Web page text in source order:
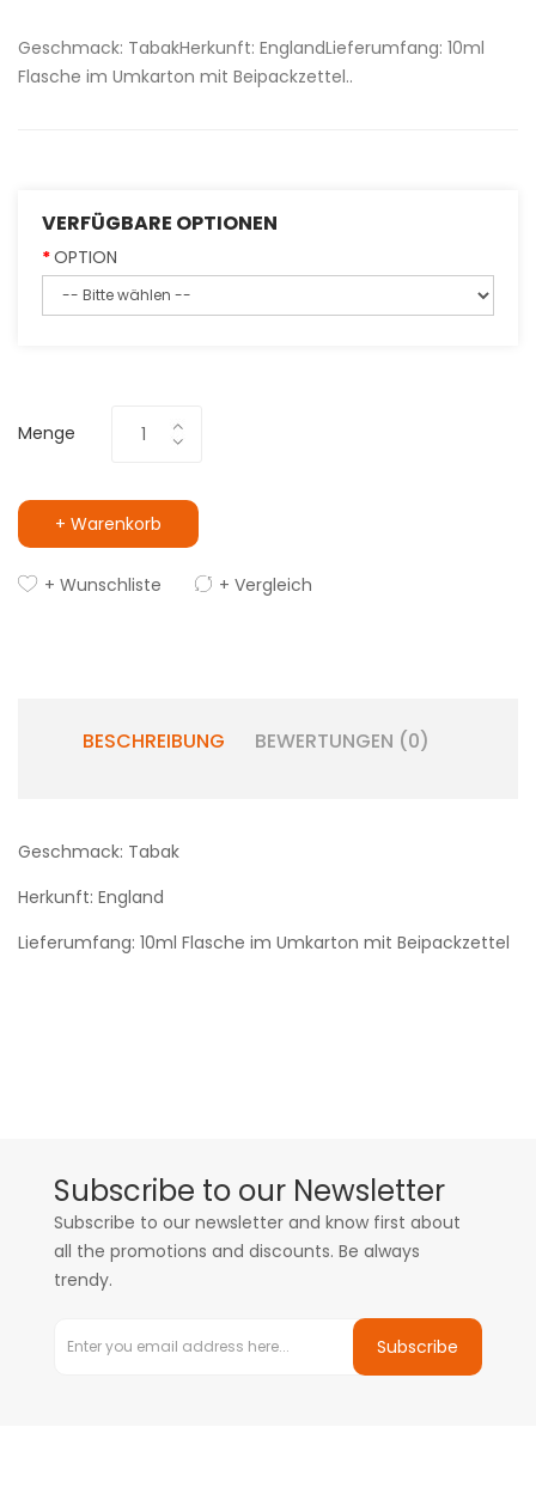
Geschmack: TabakHerkunft: EnglandLieferumfang: 10ml
Flasche im Umkarton mit Beipackzettel..
VERFÜGBARE OPTIONEN
OPTION
Menge
+ Warenkorb
+ Wunschliste + Vergleich
BESCHREIBUNG BEWERTUNGEN (0)
Geschmack: Tabak
Herkunft: England
Lieferumfang: 10ml Flasche im Umkarton mit Beipackzettel
Subscribe to our Newsletter
Subscribe to our newsletter and know first about
all the promotions and discounts. Be always
trendy.
Subscribe